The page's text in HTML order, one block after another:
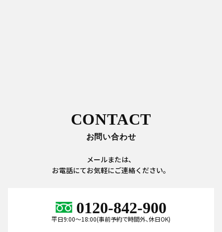
CONTACT
お問い合わせ
メールまたは、
お電話にてお気軽にご連絡ください。
0120-842-900
平日9:00～18:00(事前予約で時間外、休日OK)